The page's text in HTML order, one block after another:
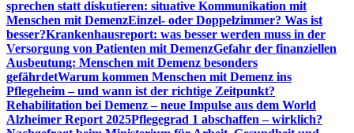
sprechen statt diskutieren: situative Kommunikation mit
Menschen mit DemenzEinzel- oder Doppelzimmer? Was ist
besser?Krankenhausreport: was besser werden muss in der
Versorgung von Patienten mit DemenzGefahr der finanziellen
Ausbeutung: Menschen mit Demenz besonders
gefährdetWarum kommen Menschen mit Demenz ins
Pflegeheim – und wann ist der richtige Zeitpunkt?
Rehabilitation bei Demenz – neue Impulse aus dem World
Alzheimer Report 2025Pflegegrad 1 abschaffen – wirklich?